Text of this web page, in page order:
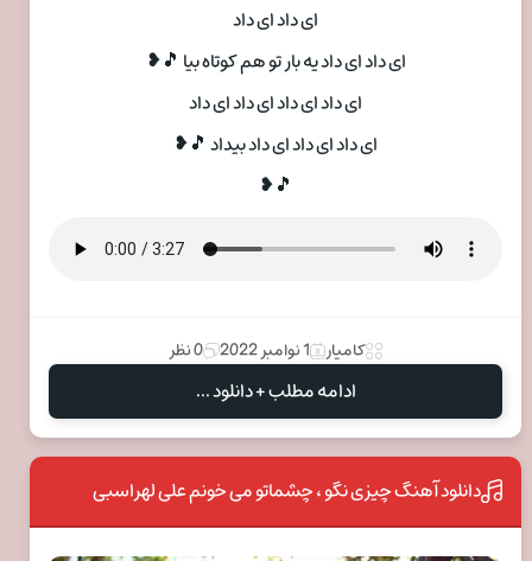
ای داد ای داد
ای داد ای داد یه بار تو هم کوتاه بیا 🎵❥
ای داد ای داد ای داد ای داد
ای داد ای داد ای داد بیداد 🎵❥
🎵❥
کامیار 1 نوامبر 2022 0 نظر
ادامه مطلب + دانلود ...
دانلود آهنگ چیزی نگو ، چشماتو می خونم علی لهراسبی